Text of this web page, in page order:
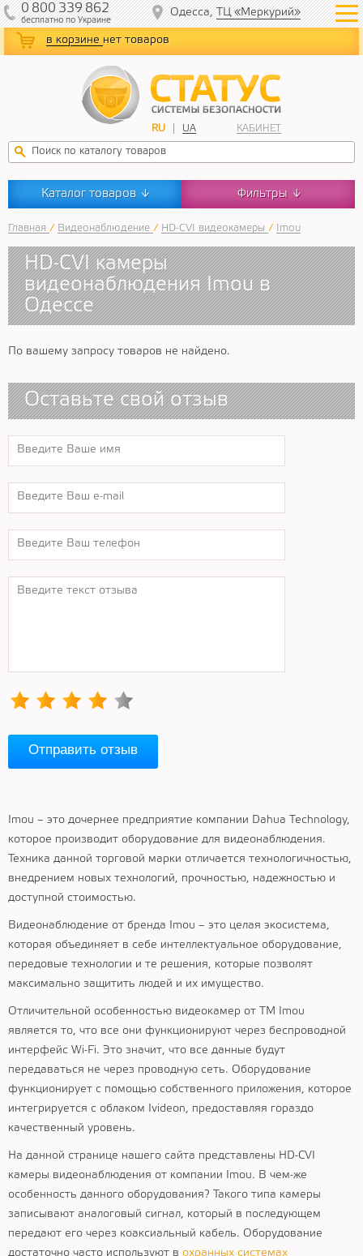
в корзине нет товаров
RU UA КАБИНЕТ
0 800 339 862
бесплатнопо Украине
Одесса, ТЦ «Меркурий»
Каталог товаров ↓ Фильтры ↓
Главная / Видеонаблюдение / HD-CVI видеокамеры / Imou
HD-CVI камеры
видеонаблюдения Imou в
Одессе
Imou – это дочернее предприятие компании Dahua Technology,
которое производит оборудование для видеонаблюдения.
Техника данной торговой марки отличается технологичностью,
внедрением новых технологий, прочностью, надежностью и
доступной стоимостью.
Видеонаблюдение от бренда Imou – это целая экосистема,
которая объединяет в себе интеллектуальное оборудование,
передовые технологии и те решения, которые позволят
максимально защитить людей и их имущество.
Отличительной особенностью видеокамер от ТМ Imou
является то, что все они функционируют через беспроводной
интерфейс Wi-Fi. Это значит, что все данные будут
передаваться не через проводную сеть. Оборудование
функционирует с помощью собственного приложения, которое
интегрируется с облаком Ivideon, предоставляя гораздо
качественный уровень.
На данной странице нашего сайта представлены HD-CVI
камеры видеонаблюдения от компании Imou. В чем-же
особенность данного оборудования? Такого типа камеры
записывают аналоговый сигнал, который в последующем
передают его через коаксиальный кабель. Оборудование
достаточно часто используют в охранных системах
По вашему запросу товаров не найдено.
Оставьте свой отзыв
Отправить отзыв